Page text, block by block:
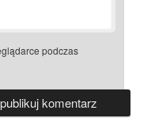
podczas